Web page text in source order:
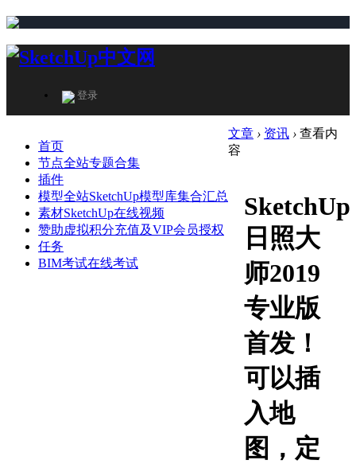
登录
首页
节点全站专题合集
插件
模型全站SketchUp模型库集合汇总
素材SketchUp在线视频
赞助虚拟积分充值及VIP会员授权
任务
BIM考试在线考试
文章 › 资讯 › 查看内
容
SketchUp
日照大
师2019
专业版
首发！
可以插
入地
图，定